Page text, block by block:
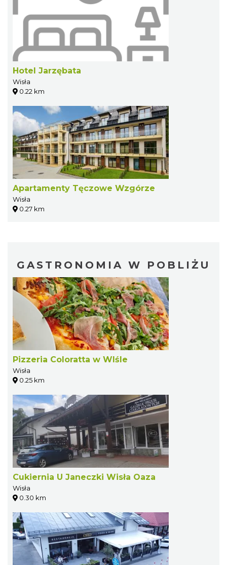
Hotel Jarzębata
Wisła
0.22 km
Apartamenty Tęczowe Wzgórze
Wisła
0.27 km
GASTRONOMIA W POBLIŻU
Pizzeria Coloratta w WIśle
Wisła
0.25 km
Cukiernia U Janeczki Wisła Oaza
Wisła
0.30 km